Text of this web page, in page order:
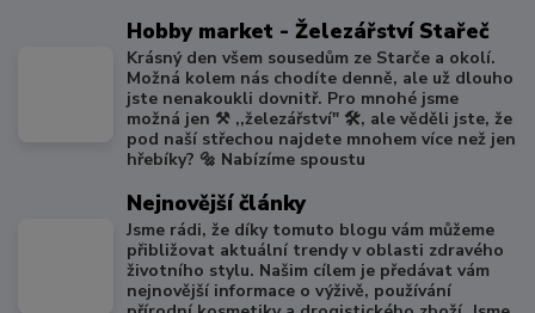
Hobby market - Železářství Stařeč
Krásný den všem sousedům ze Starče a okolí.
Možná kolem nás chodíte denně, ale už dlouho
jste nenakoukli dovnitř. Pro mnohé jsme
možná jen ⚒️ ,,železářství" 🛠️, ale věděli jste, že
pod naší střechou najdete mnohem více než jen
hřebíky? 🔩 Nabízíme spoustu
Nejnovější články
Jsme rádi, že díky tomuto blogu vám můžeme
přibližovat aktuální trendy v oblasti zdravého
životního stylu. Našim cílem je předávat vám
nejnovější informace o výživě, používání